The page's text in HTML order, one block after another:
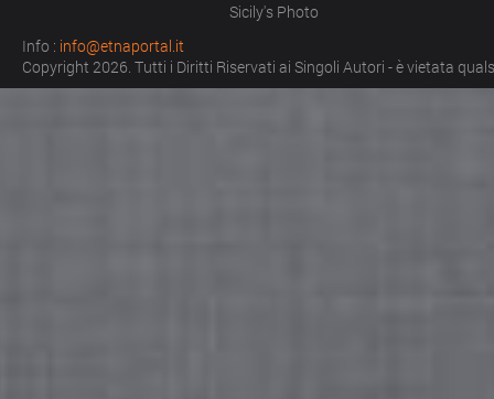
Sicily's Photo
Info : info@etnaportal.it
Copyright 2026. Tutti i Diritti Riservati ai Singoli Autori - è vietata